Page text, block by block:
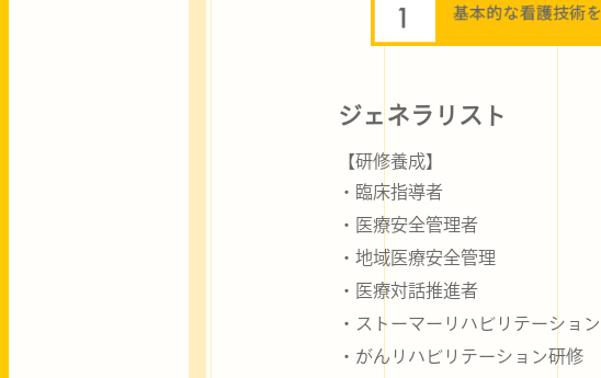
ジェネラリスト
【研修養成】
・臨床指導者
・医療安全管理者
・地域医療安全管理
・医療対話推進者
・ストーマーリハビリテーショ
・がんリハビリテーション研修